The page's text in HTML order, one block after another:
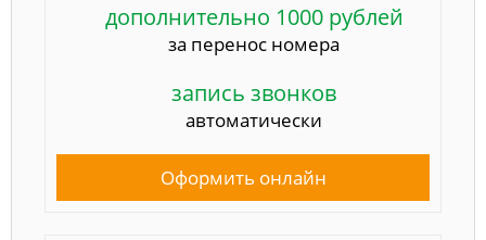
дополнительно 1000 рублей
за перенос номера
запись звонков
автоматически
Оформить онлайн